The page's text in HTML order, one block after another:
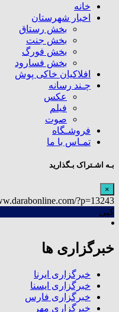
خانه
اخبار شهرستان
بخش رستاق
بخش جنت
بخش فورگ
بخش فسارود
افلاکیان خاکی پوش
چـند رسانه
عکس
فیلم
صوت
فروشـگاه
تمـاس با ما
بـه اشـتراک بـگذارید
×
?p=13243
کپی
خبرگزاری ها
خبرگزاری ایرنا
خبرگزاری ایسنا
خبرگزاری فارس
خبرگزاری مهر